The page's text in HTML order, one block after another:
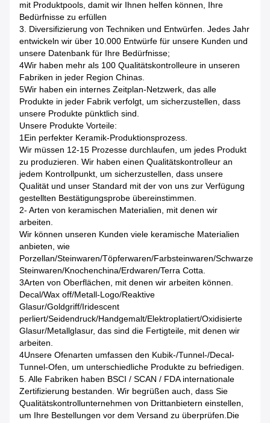
mit Produktpools, damit wir Ihnen helfen können, Ihre
Bedürfnisse zu erfüllen
3. Diversifizierung von Techniken und Entwürfen. Jedes Jahr
entwickeln wir über 10.000 Entwürfe für unsere Kunden und
unsere Datenbank für Ihre Bedürfnisse;
4Wir haben mehr als 100 Qualitätskontrolleure in unseren
Fabriken in jeder Region Chinas.
5Wir haben ein internes Zeitplan-Netzwerk, das alle
Produkte in jeder Fabrik verfolgt, um sicherzustellen, dass
unsere Produkte pünktlich sind.
Unsere Produkte Vorteile:
1Ein perfekter Keramik-Produktionsprozess.
Wir müssen 12-15 Prozesse durchlaufen, um jedes Produkt
zu produzieren. Wir haben einen Qualitätskontrolleur an
jedem Kontrollpunkt, um sicherzustellen, dass unsere
Qualität und unser Standard mit der von uns zur Verfügung
gestellten Bestätigungsprobe übereinstimmen.
2- Arten von keramischen Materialien, mit denen wir
arbeiten.
Wir können unseren Kunden viele keramische Materialien
anbieten, wie
Porzellan/Steinwaren/Töpferwaren/Farbsteinwaren/Schwarze
Steinwaren/Knochenchina/Erdwaren/Terra Cotta.
3Arten von Oberflächen, mit denen wir arbeiten können.
Decal/Wax off/Metall-Logo/Reaktive
Glasur/Goldgriff/Iridescent
perliert/Seidendruck/Handgemalt/Elektroplatiert/Oxidisierte
Glasur/Metallglasur, das sind die Fertigteile, mit denen wir
arbeiten.
4Unsere Ofenarten umfassen den Kubik-/Tunnel-/Decal-
Tunnel-Ofen, um unterschiedliche Produkte zu befriedigen.
5. Alle Fabriken haben BSCI / SCAN / FDA internationale
Zertifizierung bestanden. Wir begrüßen auch, dass Sie
Qualitätskontrollunternehmen von Drittanbietern einstellen,
um Ihre Bestellungen vor dem Versand zu überprüfen.Die